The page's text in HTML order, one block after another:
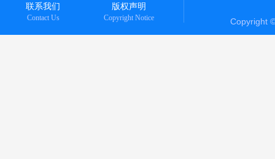
联系我们
Contact Us
版权声明
Copyright Notice Copyright